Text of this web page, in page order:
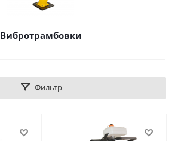
Вибротрамбовки
Фильтр